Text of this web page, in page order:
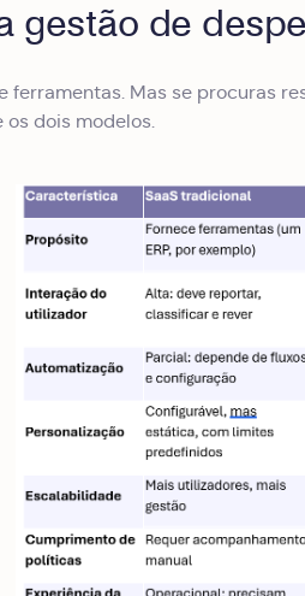
gestão de
ferramentas. Mas se procuras
dois modelos.